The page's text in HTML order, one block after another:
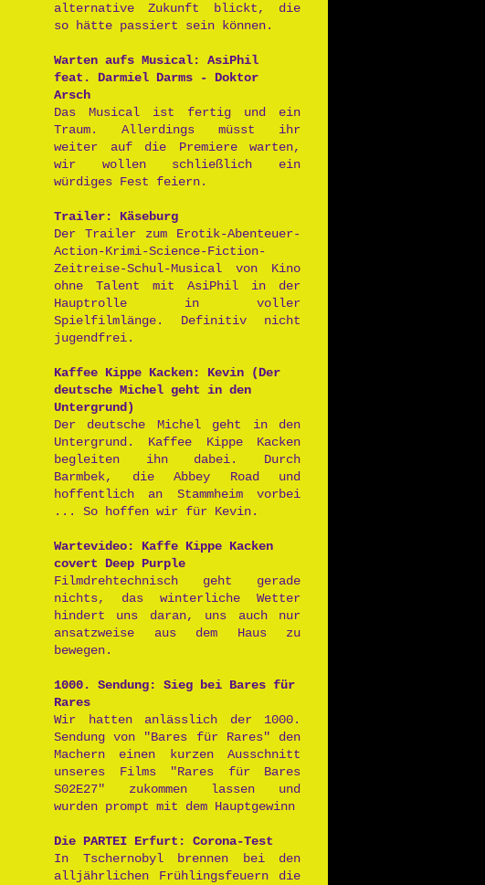
alternative Zukunft blickt, die
so hätte passiert sein können.
Warten aufs Musical: AsiPhil
feat. Darmiel Darms - Doktor
Arsch
Das Musical ist fertig und ein
Traum. Allerdings müsst ihr
weiter auf die Premiere warten,
wir wollen schließlich ein
würdiges Fest feiern.
Trailer: Käseburg
Der Trailer zum Erotik-Abenteuer-
Action-Krimi-Science-Fiction-
Zeitreise-Schul-Musical von Kino
ohne Talent mit AsiPhil in der
Hauptrolle in voller
Spielfilmlänge. Definitiv nicht
jugendfrei.
Kaffee Kippe Kacken: Kevin (Der
deutsche Michel geht in den
Untergrund)
Der deutsche Michel geht in den
Untergrund. Kaffee Kippe Kacken
begleiten ihn dabei. Durch
Barmbek, die Abbey Road und
hoffentlich an Stammheim vorbei
... So hoffen wir für Kevin.
Wartevideo: Kaffe Kippe Kacken
covert Deep Purple
Filmdrehtechnisch geht gerade
nichts, das winterliche Wetter
hindert uns daran, uns auch nur
ansatzweise aus dem Haus zu
bewegen.
1000. Sendung: Sieg bei Bares für
Rares
Wir hatten anlässlich der 1000.
Sendung von "Bares für Rares" den
Machern einen kurzen Ausschnitt
unseres Films "Rares für Bares
S02E27" zukommen lassen und
wurden prompt mit dem Hauptgewinn
Die PARTEI Erfurt: Corona-Test
In Tschernobyl brennen bei den
alljährlichen Frühlingsfeuern die